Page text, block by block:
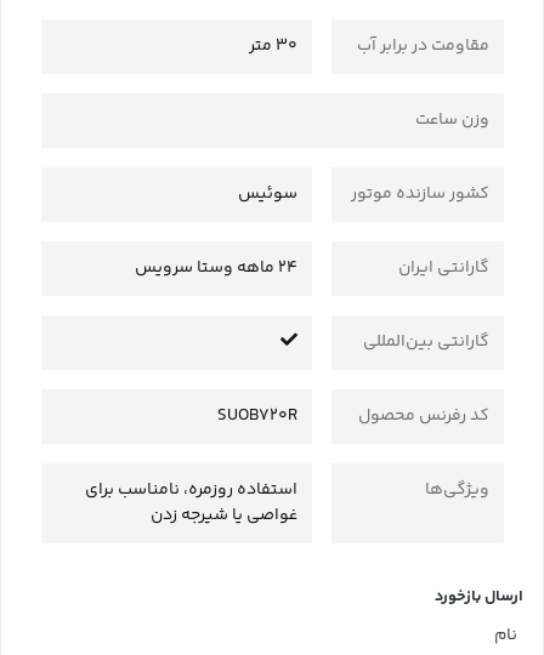
مقاومت در برابر آب 30 متر
وزن ساعت
کشور سازنده موتور سوئیس
گارانتی ایران 24 ماهه وستا سرویس
گارانتی بین‌المللی
کد رفرنس محصول SUOB720R
ویژگی‌ها
استفاده روزمره، نامناسب برای
غواصی یا شیرجه زدن
ارسال بازخورد
نام